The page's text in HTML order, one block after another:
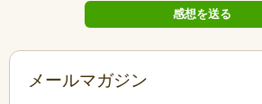
メールマガジン